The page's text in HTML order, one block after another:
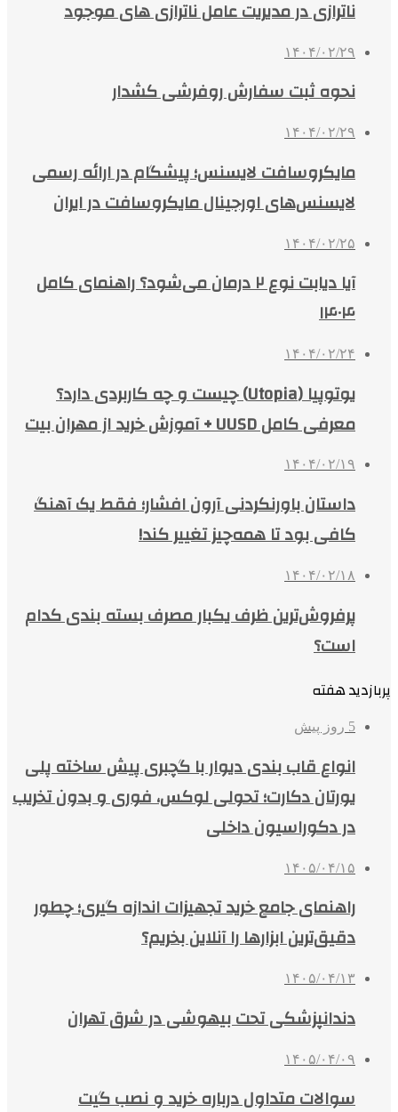
ناترازی در مدیریت عامل ناترازی های موجود
۱۴۰۴/۰۲/۲۹
نحوه ثبت سفارش روفرشی کشدار
۱۴۰۴/۰۲/۲۹
مایکروسافت لایسنس؛ پیشگام در ارائه رسمی
لایسنس‌های اورجینال مایکروسافت در ایران
۱۴۰۴/۰۲/۲۵
آیا دیابت نوع ۲ درمان می‌شود؟ راهنمای کامل
۱۴۰۴
۱۴۰۴/۰۲/۲۴
یوتوپیا (Utopia) چیست و چه کاربردی دارد؟
معرفی کامل UUSD + آموزش خرید از مهران بیت
۱۴۰۴/۰۲/۱۹
داستان باورنکردنی آرون افشار؛ فقط یک آهنگ
کافی بود تا همه‌چیز تغییر کند!
۱۴۰۴/۰۲/۱۸
پرفروش‌ترین ظرف یکبار مصرف بسته بندی کدام
است؟
پربازدید هفته
5 روز پیش
انواع قاب بندی دیوار با گچبری پیش ساخته پلی
یورتان دکارت؛ تحولی لوکس، فوری و بدون تخریب
در دکوراسیون داخلی
۱۴۰۵/۰۴/۱۵
راهنمای جامع خرید تجهیزات اندازه گیری؛ چطور
دقیق‌ترین ابزارها را آنلاین بخریم؟
۱۴۰۵/۰۴/۱۳
دندانپزشکی تحت بیهوشی در شرق تهران
۱۴۰۵/۰۴/۰۹
سوالات متداول درباره خرید و نصب گیت